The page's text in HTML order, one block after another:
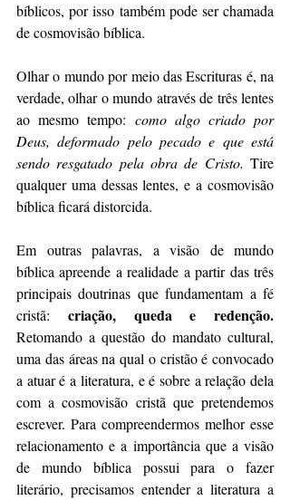
bíblicos, por isso também pode ser chamada
de cosmovisão bíblica.
Olhar o mundo por meio das Escrituras é, na
verdade, olhar o mundo através de três lentes
ao mesmo tempo: como algo criado por
Deus, deformado pelo pecado e que está
sendo resgatado pela obra de Cristo. Tire
qualquer uma dessas lentes, e a cosmovisão
bíblica ficará distorcida.
Em outras palavras, a visão de mundo
bíblica apreende a realidade a partir das três
principais doutrinas que fundamentam a fé
cristã: criação, queda e redenção.
Retomando a questão do mandato cultural,
uma das áreas na qual o cristão é convocado
a atuar é a literatura, e é sobre a relação dela
com a cosmovisão cristã que pretendemos
escrever. Para compreendermos melhor esse
relacionamento e a importância que a visão
de mundo bíblica possui para o fazer
literário, precisamos entender a literatura a